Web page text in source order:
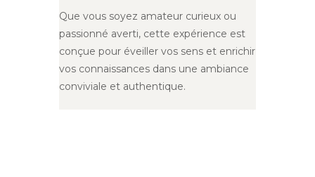
Que vous soyez amateur curieux ou
passionné averti, cette expérience est
conçue pour éveiller vos sens et enrichir
vos connaissances dans une ambiance
conviviale et authentique.